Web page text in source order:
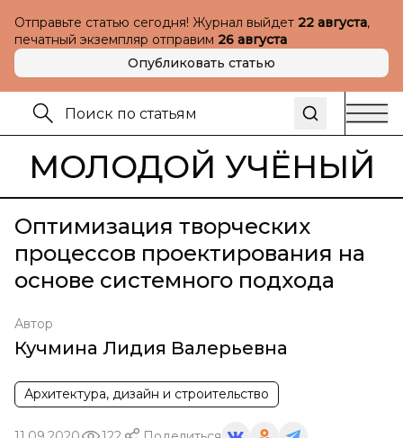
Отправьте статью сегодня! Журнал выйдет 22 августа,
печатный экземпляр отправим 26 августа
Опубликовать статью
МОЛОДОЙ УЧЁНЫЙ
Оптимизация творческих
процессов проектирования на
основе системного подхода
Автор
Кучмина Лидия Валерьевна
Архитектура, дизайн и строительство